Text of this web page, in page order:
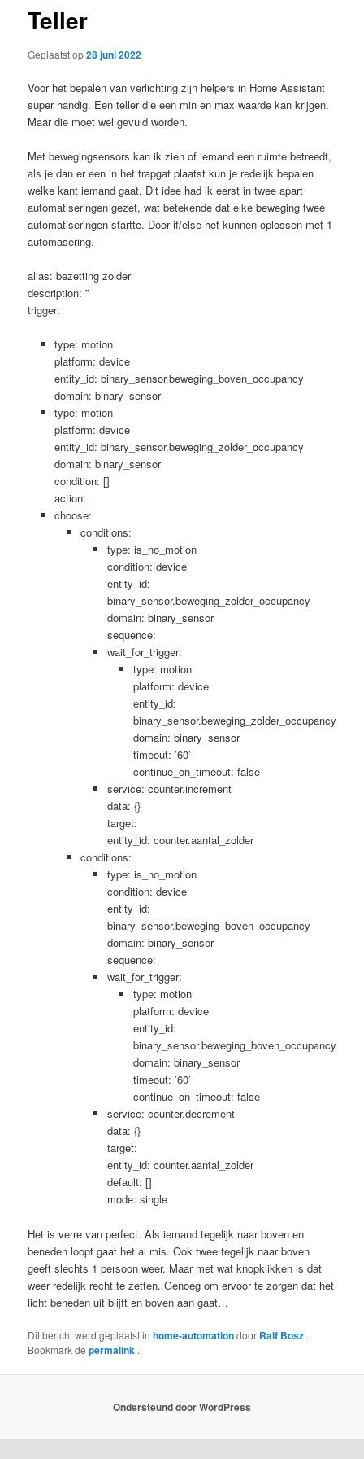
Teller
Geplaatst op28 juni 2022
Voor het bepalen van verlichting zijn helpers in Home Assistant
super handig. Een teller die een min en max waarde kan krijgen.
Maar die moet wel gevuld worden.
Met bewegingsensors kan ik zien of iemand een ruimte betreedt,
als je dan er een in het trapgat plaatst kun je redelijk bepalen
welke kant iemand gaat. Dit idee had ik eerst in twee apart
automatiseringen gezet, wat betekende dat elke beweging twee
automatiseringen startte. Door if/else het kunnen oplossen met 1
automasering.
alias: bezetting zolder
description: ”
trigger:
type: motion
platform: device
entity_id: binary_sensor.beweging_boven_occupancy
domain: binary_sensor
type: motion
platform: device
entity_id: binary_sensor.beweging_zolder_occupancy
domain: binary_sensor
condition: []
action:
choose:
conditions:
type: is_no_motion
condition: device
entity_id:
binary_sensor.beweging_zolder_occupancy
domain: binary_sensor
sequence:
wait_for_trigger:
type: motion
platform: device
entity_id:
binary_sensor.beweging_zolder_occupancy
domain: binary_sensor
timeout: ’60’
continue_on_timeout: false
service: counter.increment
data: {}
target:
entity_id: counter.aantal_zolder
conditions:
type: is_no_motion
condition: device
entity_id:
binary_sensor.beweging_boven_occupancy
domain: binary_sensor
sequence:
wait_for_trigger:
type: motion
platform: device
entity_id:
binary_sensor.beweging_boven_occupancy
domain: binary_sensor
timeout: ’60’
continue_on_timeout: false
service: counter.decrement
data: {}
target:
entity_id: counter.aantal_zolder
default: []
mode: single
Het is verre van perfect. Als iemand tegelijk naar boven en
beneden loopt gaat het al mis. Ook twee tegelijk naar boven
geeft slechts 1 persoon weer. Maar met wat knopklikken is dat
weer redelijk recht te zetten. Genoeg om ervoor te zorgen dat het
licht beneden uit blijft en boven aan gaat…
Dit bericht werd geplaatst inhome-automationdoor Ralf Bosz .
Bookmark depermalink .
Ondersteund door WordPress